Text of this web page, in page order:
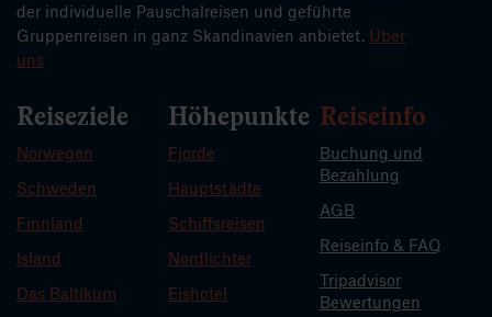
der individuelle Pauschalreisen und geführte
Gruppenreisen in ganz Skandinavien anbietet. Über
uns
Reiseziele
Norwegen
Schweden
Finnland
Island
Das Baltikum
Höhepunkte
Fjorde
Hauptstädte
Schiffsreisen
Nordlichter
Eishotel
Reiseinfo
Buchung und
Bezahlung
AGB
Reiseinfo & FAQ
Tripadvisor
Bewertungen